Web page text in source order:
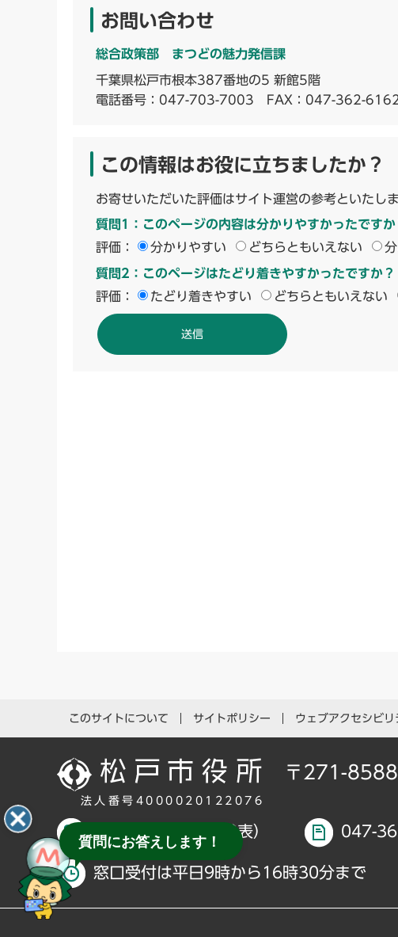
お問い合わせ
総合政策部 まつどの魅力発信課
千葉県松戸市根本387番地の5 新館5階
電話番号： 047-703-7003 FAX：047-362-
この情報はお役に立ちましたか？
お寄せいただいた評価はサイト運営の参考といたしま
質問1：このページの内容は分かりやすかったですか
評価：
分かりやすい どちらともいえない
質問2：このページはたどり着きやすかったですか？
評価：
たどり着きやすい どちらともいえない
このサイトについて サイトポリシー ウェブアクセシビリ
法人番号4000020122076
〒271-
047-366-1111（代表） 047-
窓口受付は平日9時から16時30分まで
質問にお答えします！